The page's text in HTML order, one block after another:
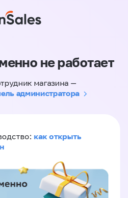
не работает
магазина —
администратора
как открыть